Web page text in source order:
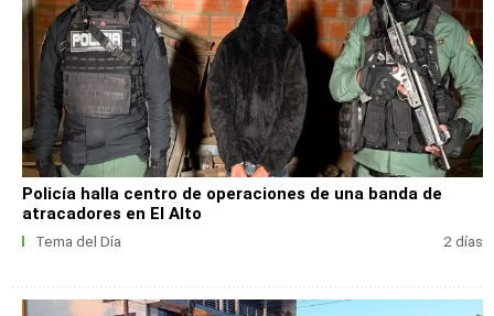
Policía halla centro de operaciones de una banda de
atracadores en El Alto
Tema del Día 2 días